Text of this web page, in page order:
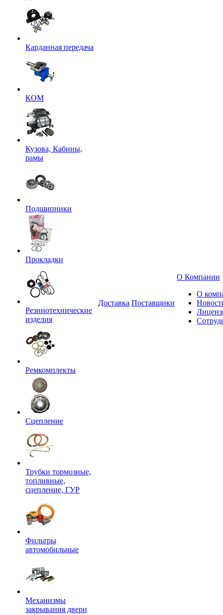
Карданная передача
КОМ
Кузова, Кабины,
рамы
Подшипники
Прокладки
Резинотехнические
изделия
Ремкомплекты
Сцепление
Трубки тормозные,
топливные,
сцепление, ГУР
Фильтры
автомобильные
Механизмы
закрывания двери
Доставка Поставщики
О Компании
О